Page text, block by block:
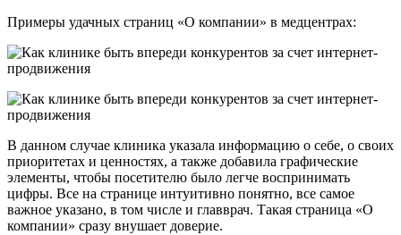
Примеры удачных страниц «О компании» в медцентрах:
В данном случае клиника указала информацию о себе, о своих
приоритетах и ценностях, а также добавила графические
элементы, чтобы посетителю было легче воспринимать
цифры. Все на странице интуитивно понятно, все самое
важное указано, в том числе и главврач. Такая страница «О
компании» сразу внушает доверие.